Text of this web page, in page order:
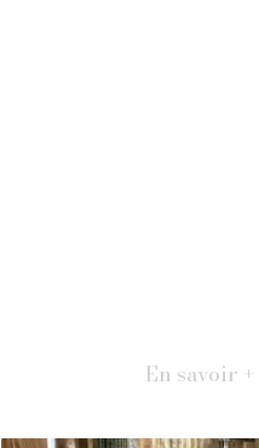
En savoir +